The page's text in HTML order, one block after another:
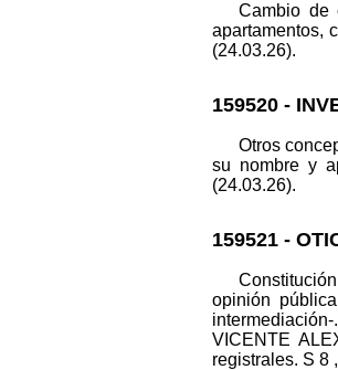
Cambio de
apartamentos,
(24.03.26).
159520 -
Otros
su nombre y
(24.03.26).
159521 -
opinión
VICENTE
registrales. S 8